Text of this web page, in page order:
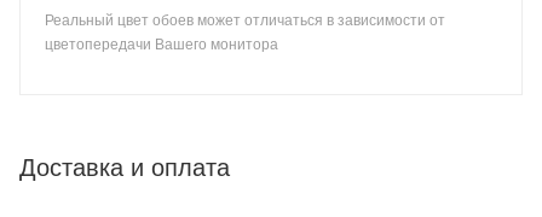
Реальный цвет обоев может отличаться в зависимости от
цветопередачи Вашего монитора
Доставка и оплата